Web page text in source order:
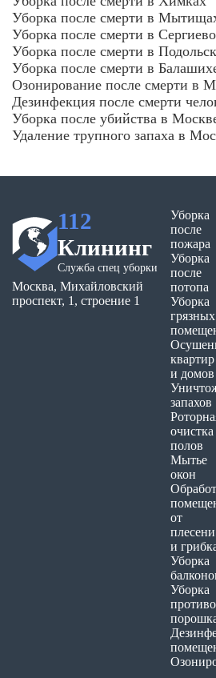
Уборка после смерти в
Уборка после смерти в
Уборка после смерти в
Уборка после смерти в
Озонирование после смерти в
Дезинфекция после смерти
Уборка после убийства в
Удаление трупного запаха в
112
Клининг
Служба спец уборки
Москва, Михайловский
проспект, 1, строение 1
Уборка
после
пожара
Уборка
после
потопа
Уборка
грязных
квартир
и домов
запахов
очистка
полов
Мытье
окон
от
плесени
и
Уборка
Уборка